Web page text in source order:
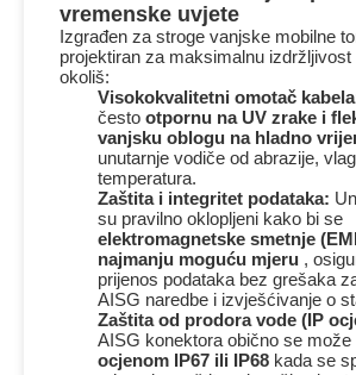
vremenske uvjete
Izgrađen za stroge vanjske mobilne
projektiran za maksimalnu izdržljivost
okoliš:
Visokokvalitetni omotač
često otpornu na UV zrake i
vanjsku oblogu na hladno
unutarnje vodiče od abrazije,
temperatura.
Zaštita i integritet podataka:
su pravilno oklopljeni kako bi se
elektromagnetske smetnje
najmanju moguću mjeru ,
prijenos podataka bez grešaka
AISG naredbe i izvješćivanje o
Zaštita od prodora vode (IP
AISG konektora obično se može
ocjenom IP67 ili IP68 kada se